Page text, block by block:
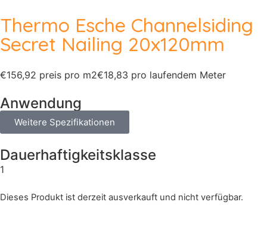
Thermo Esche Channelsiding
Secret Nailing 20x120mm
€156,92 preis pro m2€18,83 pro laufendem Meter
Anwendung
Weitere Spezifikationen
Dauerhaftigkeitsklasse
1
Dieses Produkt ist derzeit ausverkauft und nicht verfügbar.